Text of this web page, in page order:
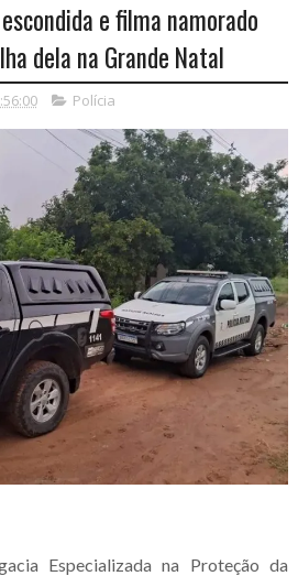
e filma namorado
dela na Grande Natal
Polícia
Especializada na Proteção da